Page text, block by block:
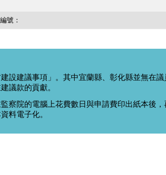
號：
設建議事項」。其中宜蘭縣、彰化縣並無在
議款的貢獻。
察院的電腦上花費數日與申請費印出紙本後
料電子化。